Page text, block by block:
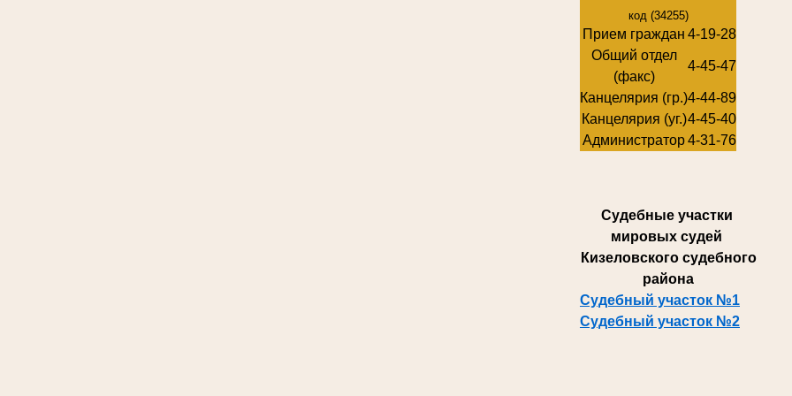
код (34255)
Прием граждан 4-19-28
Общий отдел
(факс)
4-45-47
Канцелярия (гр.)4-44-89
Канцелярия (уг.)4-45-40
Администратор4-31-76
Судебные участки
мировых судей
Кизеловского судебного
района
Судебный участок №1
Судебный участок №2